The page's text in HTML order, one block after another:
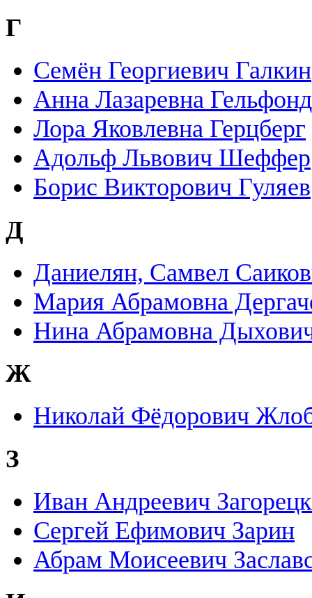
Г
Семён Георгиевич Галкин
Анна Лазаревна Гельфонд
Лора Яковлевна Герцберг
Адольф Львович Шеффер
Борис Викторович Гуляев
Д
Даниелян, Самвел
Мария Абрамовна
Нина Абрамовна
Ж
Николай Фёдорович
З
Иван Андреевич
Сергей Ефимович Зарин
Абрам Моисеевич